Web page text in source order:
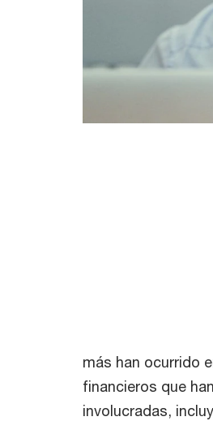
más han ocurrido
financieros que
involucradas,